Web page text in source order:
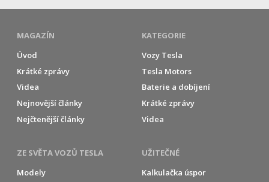
MAGAZÍN
Úvod
Krátké zprávy
Videa
Nejnovější články
Nejčtenější články
KATEGORIE
Vozy Tesla
Tesla Motors
Baterie a dobíjení
Krátké zprávy
Videa
ZE SVĚTA VOZŮ TESLA
Modely
UŽITEČNÉ
Kalkulačka úspor